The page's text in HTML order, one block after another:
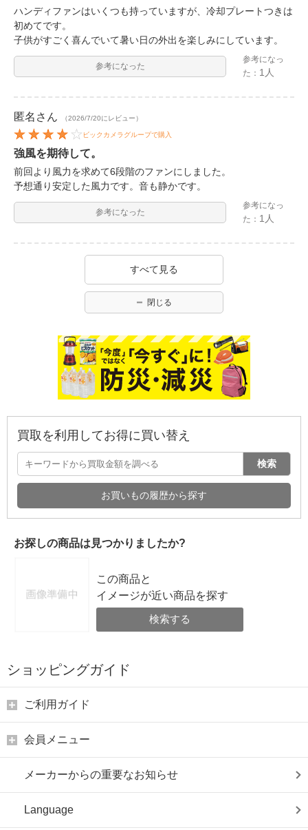
ハンディファンはいくつも持っていますが、冷却プレートつきは
初めてです。
子供がすごく喜んでいて暑い日の外出を楽しみにしています。
参考になった
参考になっ
た： 1人
匿名 さん （2026/7/20にレビュー）
ビックカメラグループで購入
強風を期待して。
前回より風力を求めて6段階のファンにしました。
予想通り安定した風力です。音も静かです。
参考になった
参考になっ
た： 1人
すべて見る
閉じる
買取を利用してお得に買い替え
検索
お買いもの履歴から探す
お探しの商品は見つかりましたか?
この商品と
イメージが近い商品を探す
検索する
ショッピングガイド
ご利用ガイド
会員メニュー
メーカーからの重要なお知らせ
Language